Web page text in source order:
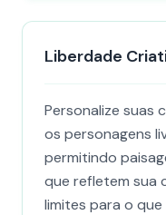
Liberdade
Personalize suas
os personagens
permitindo
que refletem sua
limites para o